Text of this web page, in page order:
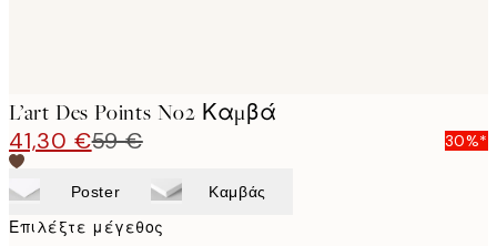
L’art Des Points No2 Καμβά
41,30 €59 € 30%*
Poster Καμβάς
Επιλέξτε μέγεθος